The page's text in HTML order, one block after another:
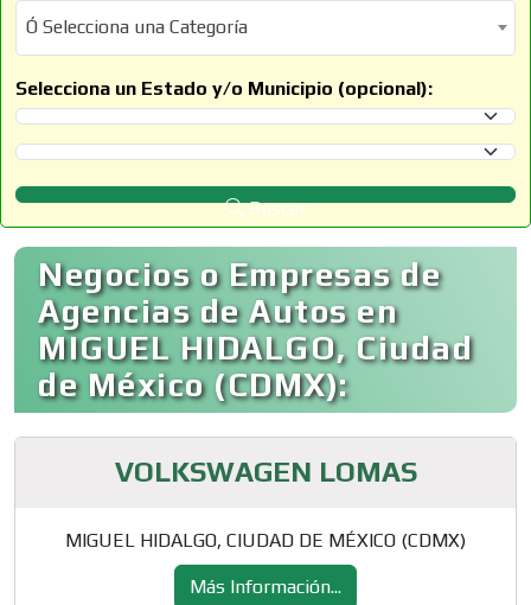
Ó Selecciona una Categoría
Ó Selecciona una Categoría
Selecciona un Estado y/o Municipio (opcional):
Selecciona un Estado
Selecciona un Municipio
Buscar
Negocios o Empresas de
Agencias de Autos en
MIGUEL HIDALGO, Ciudad
de México (CDMX):
VOLKSWAGEN LOMAS
MIGUEL HIDALGO, CIUDAD DE MÉXICO (CDMX)
Más Información...